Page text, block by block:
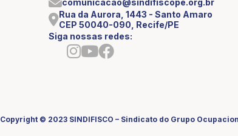
comunicacao@sindifiscope.org.br
Rua da Aurora, 1443 - Santo Amaro
CEP 50040-090, Recife/PE
Siga nossas redes:
Copyright © 2023 SINDIFISCO – Sindicato do Grupo